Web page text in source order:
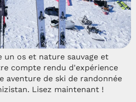
un os et nature sauvage et
compte rendu d'expérience
aventure de ski de randonnée
Lisez maintenant !